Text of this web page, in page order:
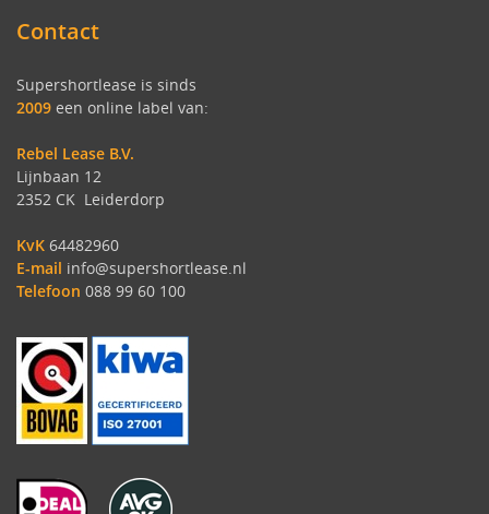
Contact
Supershortlease is sinds
2009 een online label van:
Rebel Lease B.V.
Lijnbaan 12
2352 CK Leiderdorp
KvK 64482960
E-mail info@supershortlease.nl
Telefoon 088 99 60 100